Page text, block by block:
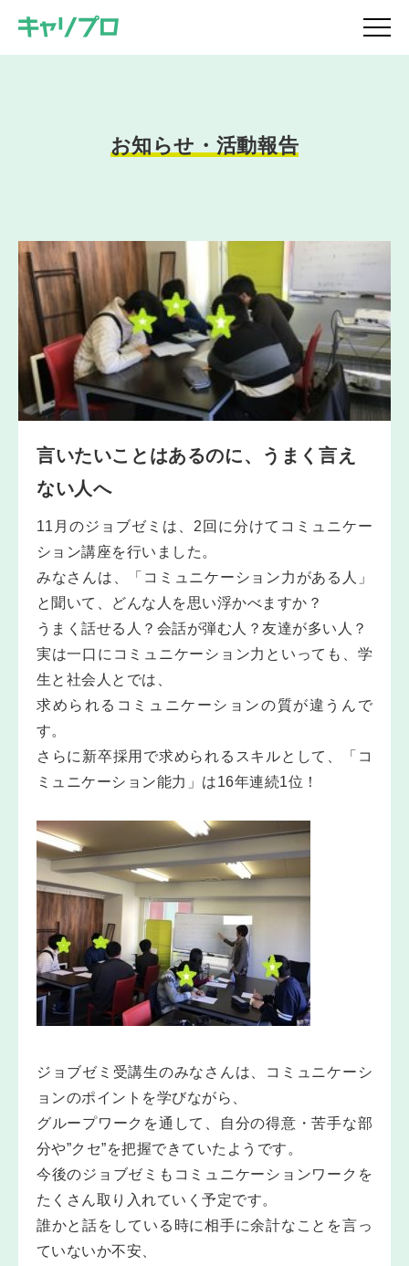
お知らせ・活動報告
言いたいことはあるのに、うまく言え
ない人へ
11月のジョブゼミは、2回に分けてコミュニケー
ション講座を行いました。
みなさんは、「コミュニケーション力がある人」
と聞いて、どんな人を思い浮かべますか？
うまく話せる人？会話が弾む人？友達が多い人？
実は一口にコミュニケーション力といっても、学
生と社会人とでは、
求められるコミュニケーションの質が違うんで
す。
さらに新卒採用で求められるスキルとして、「コ
ミュニケーション能力」は16年連続1位！
ジョブゼミ受講生のみなさんは、コミュニケーシ
ョンのポイントを学びながら、
グループワークを通して、自分の得意・苦手な部
分や”クセ”を把握できていたようです。
今後のジョブゼミもコミュニケーションワークを
たくさん取り入れていく予定です。
誰かと話をしている時に相手に余計なことを言っ
ていないか不安、